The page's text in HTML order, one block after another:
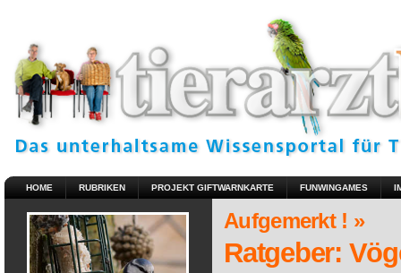
HOME RUBRIKEN PROJEKT GIFTWARNKARTE FUNWINGAMES
Aufgemerkt ! »
Ratgeber: